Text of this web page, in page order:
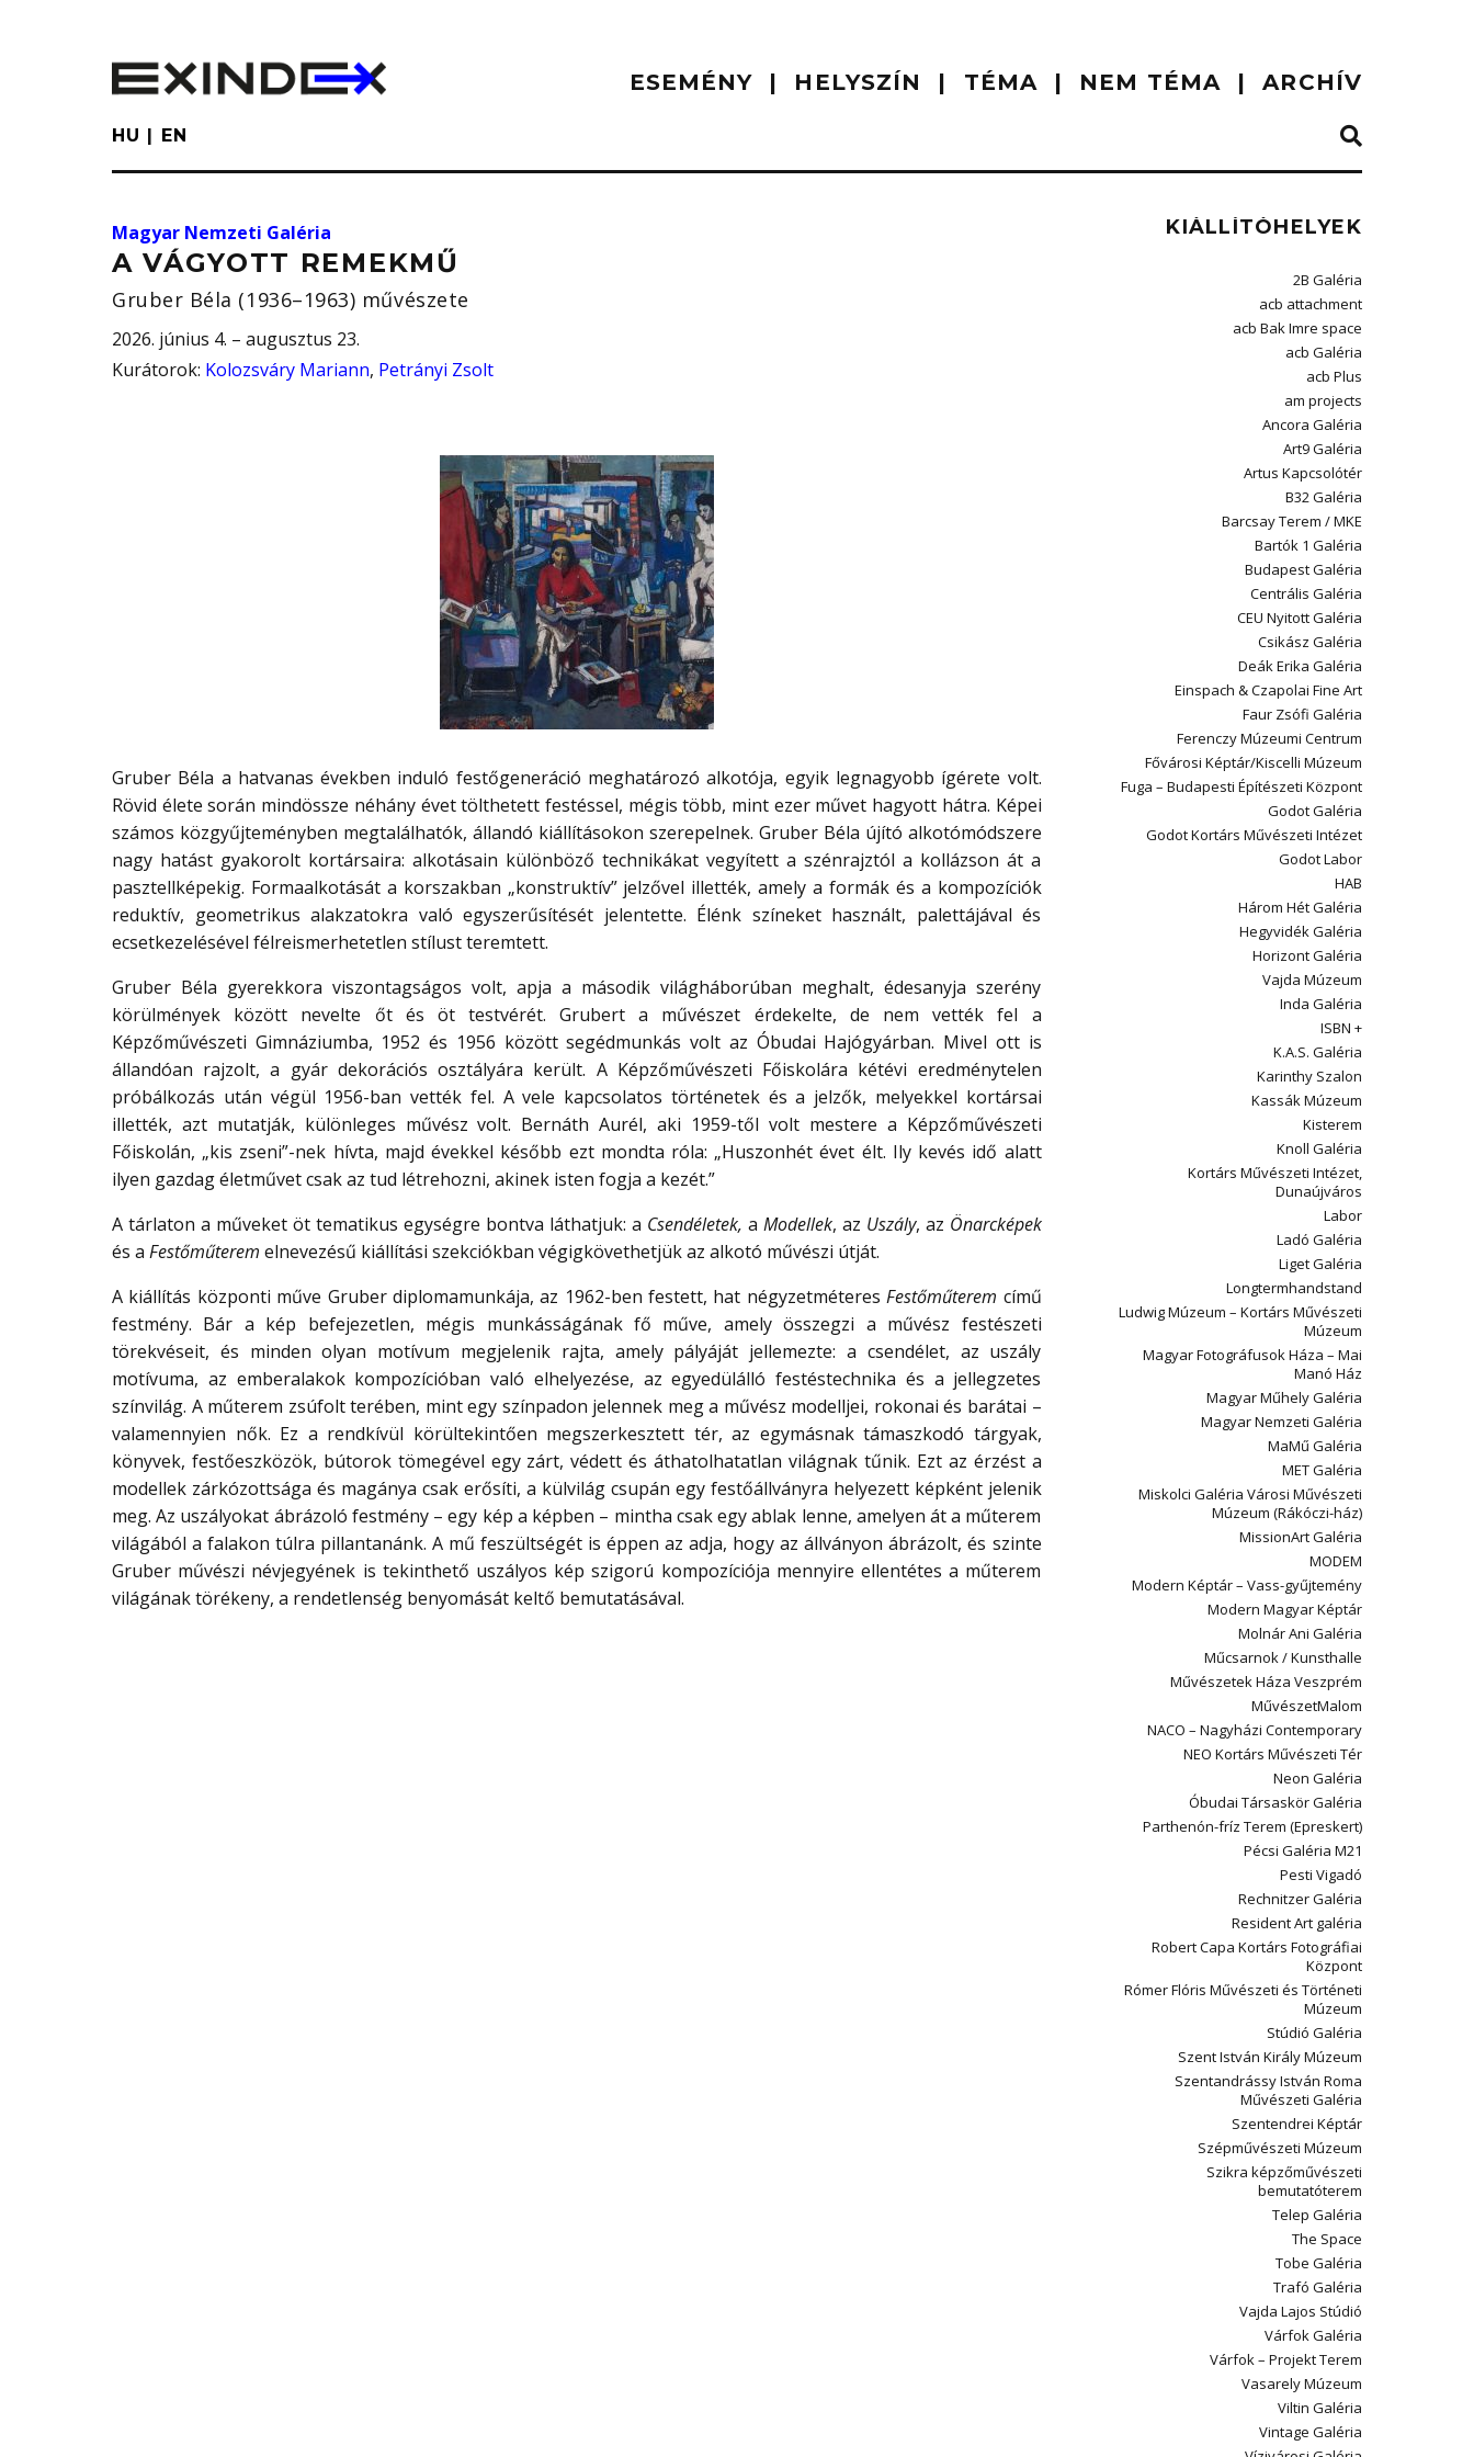
ESEMÉNY HELYSZÍN TÉMA NEM TÉMA ARCHÍV
HU EN
Magyar Nemzeti Galéria
A VÁGYOTT REMEKMŰ
Gruber Béla (1936–1963) művészete
2026. június 4. – augusztus 23.
Kurátorok: Kolozsváry Mariann, Petrányi Zsolt
Gruber Béla a hatvanas években induló festőgeneráció meghatározó alkotója, egyik legnagyobb ígérete volt.
Rövid élete során mindössze néhány évet tölthetett festéssel, mégis több, mint ezer művet hagyott hátra. Képei
számos közgyűjteményben megtalálhatók, állandó kiállításokon szerepelnek. Gruber Béla újító alkotómódszere
nagy hatást gyakorolt kortársaira: alkotásain különböző technikákat vegyített a szénrajztól a kollázson át a
pasztellképekig. Formaalkotását a korszakban „konstruktív” jelzővel illették, amely a formák és a kompozíciók
reduktív, geometrikus alakzatokra való egyszerűsítését jelentette. Élénk színeket használt, palettájával és
ecsetkezelésével félreismerhetetlen stílust teremtett.
Gruber Béla gyerekkora viszontagságos volt, apja a második világháborúban meghalt, édesanyja szerény
körülmények között nevelte őt és öt testvérét. Grubert a művészet érdekelte, de nem vették fel a
Képzőművészeti Gimnáziumba, 1952 és 1956 között segédmunkás volt az Óbudai Hajógyárban. Mivel ott is
állandóan rajzolt, a gyár dekorációs osztályára került. A Képzőművészeti Főiskolára kétévi eredménytelen
próbálkozás után végül 1956-ban vették fel. A vele kapcsolatos történetek és a jelzők, melyekkel kortársai
illették, azt mutatják, különleges művész volt. Bernáth Aurél, aki 1959-től volt mestere a Képzőművészeti
Főiskolán, „kis zseni”-nek hívta, majd évekkel később ezt mondta róla: „Huszonhét évet élt. Ily kevés idő alatt
ilyen gazdag életművet csak az tud létrehozni, akinek isten fogja a kezét.”
A tárlaton a műveket öt tematikus egységre bontva láthatjuk: a Csendéletek, a Modellek, az Uszály, az Önarcképek
és a Festőműterem elnevezésű kiállítási szekciókban végigkövethetjük az alkotó művészi útját.
A kiállítás központi műve Gruber diplomamunkája, az 1962-ben festett, hat négyzetméteresFestőműterem című
festmény. Bár a kép befejezetlen, mégis munkásságának fő műve, amely összegzi a művész festészeti
törekvéseit, és minden olyan motívum megjelenik rajta, amely pályáját jellemezte: a csendélet, az uszály
motívuma, az emberalakok kompozícióban való elhelyezése, az egyedülálló festéstechnika és a jellegzetes
színvilág. A műterem zsúfolt terében, mint egy színpadon jelennek meg a művész modelljei, rokonai és barátai –
valamennyien nők. Ez a rendkívül körültekintően megszerkesztett tér, az egymásnak támaszkodó tárgyak,
könyvek, festőeszközök, bútorok tömegével egy zárt, védett és áthatolhatatlan világnak tűnik. Ezt az érzést a
modellek zárkózottsága és magánya csak erősíti, a külvilág csupán egy festőállványra helyezett képként jelenik
meg. Az uszályokat ábrázoló festmény – egy kép a képben – mintha csak egy ablak lenne, amelyen át a műterem
világából a falakon túlra pillantanánk. A mű feszültségét is éppen az adja, hogy az állványon ábrázolt, és szinte
Gruber művészi névjegyének is tekinthető uszályos kép szigorú kompozíciója mennyire ellentétes a műterem
világának törékeny, a rendetlenség benyomását keltő bemutatásával.
KIÁLLÍTÓHELYEK
2B Galéria
acb attachment
acb Bak Imre space
acb Galéria
acb Plus
am projects
Ancora Galéria
Art9 Galéria
Artus Kapcsolótér
B32 Galéria
Barcsay Terem / MKE
Bartók 1 Galéria
Budapest Galéria
Centrális Galéria
CEU Nyitott Galéria
Csikász Galéria
Deák Erika Galéria
Einspach & Czapolai Fine Art
Faur Zsófi Galéria
Ferenczy Múzeumi Centrum
Fővárosi Képtár/Kiscelli Múzeum
Fuga – Budapesti Építészeti Központ
Godot Galéria
Godot Kortárs Művészeti Intézet
Godot Labor
HAB
Három Hét Galéria
Hegyvidék Galéria
Horizont Galéria
Vajda Múzeum
Inda Galéria
ISBN +
K.A.S. Galéria
Karinthy Szalon
Kassák Múzeum
Kisterem
Knoll Galéria
Kortárs Művészeti Intézet,
Dunaújváros
Labor
Ladó Galéria
Liget Galéria
Longtermhandstand
Ludwig Múzeum – Kortárs Művészeti
Múzeum
Magyar Fotográfusok Háza – Mai
Manó Ház
Magyar Műhely Galéria
Magyar Nemzeti Galéria
MaMű Galéria
MET Galéria
Miskolci Galéria Városi Művészeti
Múzeum (Rákóczi-ház)
MissionArt Galéria
MODEM
Modern Képtár – Vass-gyűjtemény
Modern Magyar Képtár
Molnár Ani Galéria
Műcsarnok / Kunsthalle
Művészetek Háza Veszprém
MűvészetMalom
NACO – Nagyházi Contemporary
NEO Kortárs Művészeti Tér
Neon Galéria
Óbudai Társaskör Galéria
Parthenón-fríz Terem (Epreskert)
Pécsi Galéria M21
Pesti Vigadó
Rechnitzer Galéria
Resident Art galéria
Robert Capa Kortárs Fotográfiai
Központ
Rómer Flóris Művészeti és Történeti
Múzeum
Stúdió Galéria
Szent István Király Múzeum
Szentandrássy István Roma
Művészeti Galéria
Szentendrei Képtár
Szépművészeti Múzeum
Szikra képzőművészeti
bemutatóterem
Telep Galéria
The Space
Tobe Galéria
Trafó Galéria
Vajda Lajos Stúdió
Várfok Galéria
Várfok – Projekt Terem
Vasarely Múzeum
Viltin Galéria
Vintage Galéria